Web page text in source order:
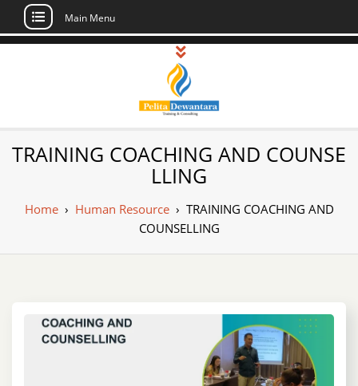
Skip
Main Menu
Pusat Pelatihan
dan Sertifikasi –
Daftar Training
Indonesia
Sertifikasi di Indonesia
TRAINING COACHING AND COUNSE
LLING
Home› Human Resource› TRAINING COACHING AND
COUNSELLING